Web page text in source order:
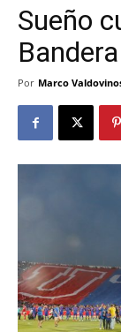
Sueño
Por Marco